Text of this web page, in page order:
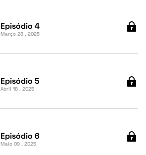
Episódio 4
Março 28 , 2025
Episódio 5
Abril 18 , 2025
Episódio 6
Maio 09 , 2025